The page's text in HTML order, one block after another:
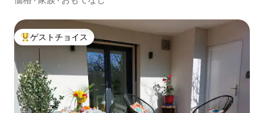
大好評のゲストチョイスです。
ゲストチョイス